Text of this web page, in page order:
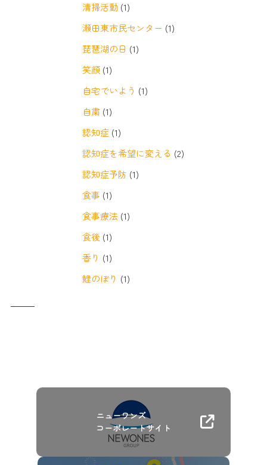
清掃活動 (1)
瀬田東市民センター (1)
琵琶湖の日 (1)
笑顔 (1)
自宅でいよう (1)
自粛 (1)
認知症 (1)
認知症を希望に変える (2)
認知症予防 (1)
食事 (1)
食事療法 (1)
食後 (1)
香り (1)
鯉のぼり (1)
ニューワンズ
コーポレートサイト